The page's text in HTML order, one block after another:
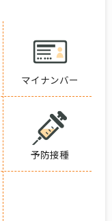
マイナンバー
予防接種